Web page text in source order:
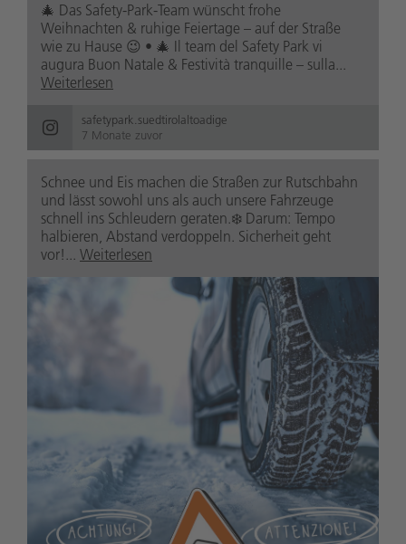
🎄 Das Safety-Park-Team wünscht frohe
Weihnachten & ruhige Feiertage – auf der Straße
wie zu Hause 😉 • 🎄 Il team del Safety Park vi
augura Buon Natale & Festività tranquille – sulla...
Weiterlesen
safetypark.suedtirolaltoadige
7 Monate zuvor
Schnee und Eis machen die Straßen zur Rutschbahn
und lässt sowohl uns als auch unsere Fahrzeuge
schnell ins Schleudern geraten.❄️ Darum: Tempo
halbieren, Abstand verdoppeln. Sicherheit geht
vor!... Weiterlesen